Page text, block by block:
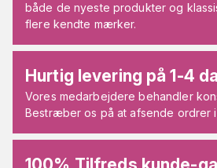
både de nyeste produkter og
flere kendte mærker.
Hurtig levering på 1-4
Vores medarbejdere behandler
Bestræber os på at afsende ordrer